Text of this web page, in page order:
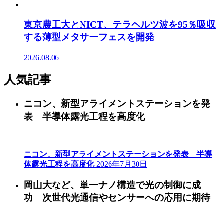
東京農工大とNICT、テラヘルツ波を95％吸収
する薄型メタサーフェスを開発
2026.08.06
人気記事
ニコン、新型アライメントステーションを発
表 半導体露光工程を高度化
ニコン、新型アライメントステーションを発表 半導
体露光工程を高度化 2026年7月30日
岡山大など、単一ナノ構造で光の制御に成
功 次世代光通信やセンサーへの応用に期待